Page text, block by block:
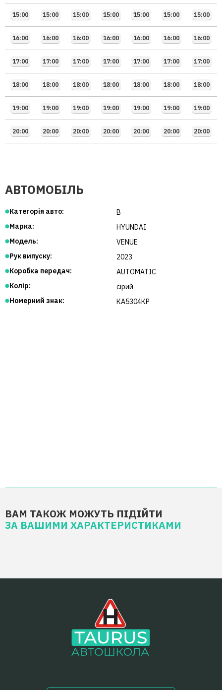
15:00
16:00
17:00
18:00
19:00
20:00
15:00
16:00
17:00
18:00
19:00
20:00
15:00
16:00
17:00
18:00
19:00
20:00
15:00
16:00
17:00
18:00
19:00
20:00
15:00
16:00
17:00
18:00
19:00
20:00
15:00
16:00
17:00
18:00
19:00
20:00
15:00
16:00
17:00
18:00
19:00
20:00
АВТОМОБІЛЬ
Категорія авто:
B
Марка:
HYUNDAI
Модель:
VENUE
Рук випуску:
2023
Коробка передач:
AUTOMATIC
Колір:
сірий
Номерний знак:
КА5304КР
ВАМ ТАКОЖ МОЖУТЬ ПІДІЙТИ
ЗА ВАШИМИ ХАРАКТЕРИСТИКАМИ